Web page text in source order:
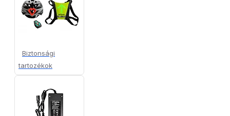
Biztonsági
tartozékok